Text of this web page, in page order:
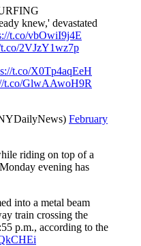
knew,' devastated
t.co/vbOwiI9j4E
2VJzY1wz7p
t.co/X0Tp4aqEeH
t.co/GlwAAwoH9R
February
riding on top of a
evening has
into a metal beam
train crossing the
p.m., according to the